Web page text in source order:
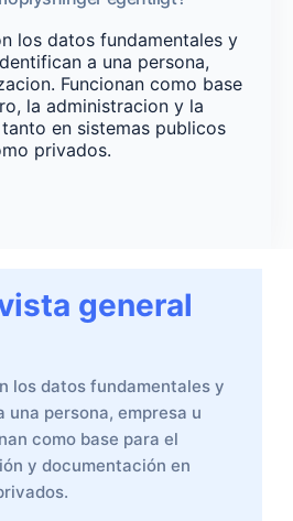
los datos fundamentales y
a una persona,
Funcionan como base
la administracion y la
en sistemas publicos
privados.
general
los datos fundamentales y
persona, empresa u
como base para el
y documentación en